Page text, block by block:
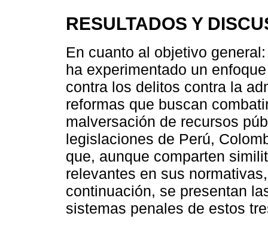
RESULTADOS Y
En cuanto al objetivo
ha experimentado un
contra los delitos contra la
reformas que buscan
malversación de recursos
legislaciones de Perú,
que, aunque comparten
relevantes en sus
continuación, se presentan
sistemas penales de estos